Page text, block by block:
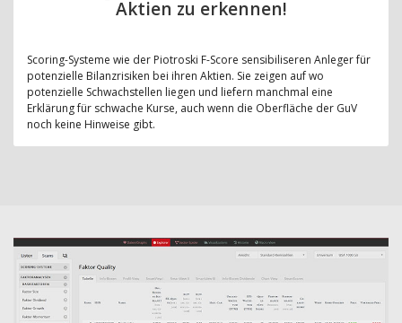
Aktien zu erkennen!
Scoring-Systeme wie der Piotroski F-Score sensibiliseren Anleger für
potenzielle Bilanzrisiken bei ihren Aktien. Sie zeigen auf wo
potenzielle Schwachstellen liegen und liefern manchmal eine
Erklärung für schwache Kurse, auch wenn die Oberfläche der GuV
noch keine Hinweise gibt.